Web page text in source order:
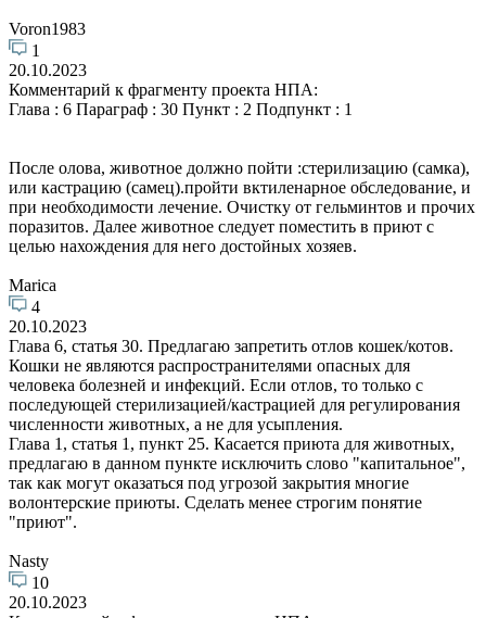
Voron1983
1
20.10.2023
Комментарий к фрагменту проекта НПА:
Глава : 6 Параграф : 30 Пункт : 2 Подпункт : 1
После олова, животное должно пойти :стерилизацию (самка),
или кастрацию (самец).пройти вктиленарное обследование, и
при необходимости лечение. Очистку от гельминтов и прочих
поразитов. Далее животное следует поместить в приют с
целью нахождения для него достойных хозяев.
Marica
4
20.10.2023
Глава 6, статья 30. Предлагаю запретить отлов кошек/котов.
Кошки не являются распространителями опасных для
человека болезней и инфекций. Если отлов, то только с
последующей стерилизацией/кастрацией для регулирования
численности животных, а не для усыпления.
Глава 1, статья 1, пункт 25. Касается приюта для животных,
предлагаю в данном пункте исключить слово "капитальное",
так как могут оказаться под угрозой закрытия многие
волонтерские приюты. Сделать менее строгим понятие
"приют".
Nasty
10
20.10.2023